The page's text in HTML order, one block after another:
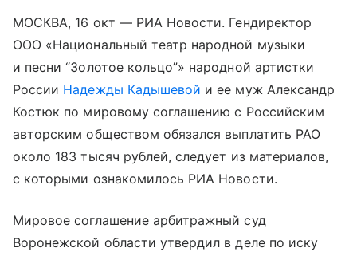
МОСКВА, 16 окт — РИА Новости. Гендиректор
ООО «Национальный театр народной музыки
и песни “Золотое кольцо”» народной артистки
России Надежды Кадышевой и ее муж Александр
Костюк по мировому соглашению с Российским
авторским обществом обязался выплатить РАО
около 183 тысяч рублей, следует из материалов,
с которыми ознакомилось РИА Новости.
Мировое соглашение арбитражный суд
Воронежской области утвердил в деле по иску